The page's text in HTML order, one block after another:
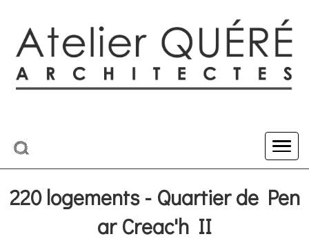
220 logements - Quartier de Pen
ar Creac'h II